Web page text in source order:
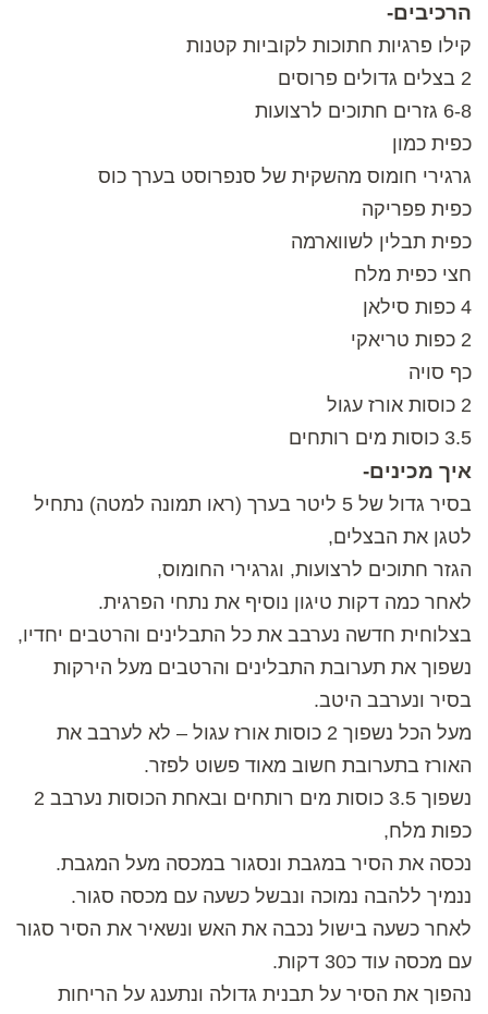
הרכיבים-
קילו פרגיות חתוכות לקוביות קטנות
2 בצלים גדולים פרוסים
6-8 גזרים חתוכים לרצועות
כפית כמון
גרגירי חומוס מהשקית של סנפרוסט בערך כוס
כפית פפריקה
כפית תבלין לשווארמה
חצי כפית מלח
4 כפות סילאן
2 כפות טריאקי
כף סויה
2 כוסות אורז עגול
3.5 כוסות מים רותחים
איך מכינים-
בסיר גדול של 5 ליטר בערך (ראו תמונה למטה) נתחיל
לטגן את הבצלים,
הגזר חתוכים לרצועות, וגרגירי החומוס,
לאחר כמה דקות טיגון נוסיף את נתחי הפרגית.
בצלוחית חדשה נערבב את כל התבלינים והרטבים יחדיו,
נשפוך את תערובת התבלינים והרטבים מעל הירקות
בסיר ונערבב היטב.
מעל הכל נשפוך 2 כוסות אורז עגול – לא לערבב את
האורז בתערובת חשוב מאוד פשוט לפזר.
נשפוך 3.5 כוסות מים רותחים ובאחת הכוסות נערבב 2
כפות מלח,
נכסה את הסיר במגבת ונסגור במכסה מעל המגבת.
ננמיך ללהבה נמוכה ונבשל כשעה עם מכסה סגור.
לאחר כשעה בישול נכבה את האש ונשאיר את הסיר סגור
עם מכסה עוד כ30 דקות.
נהפוך את הסיר על תבנית גדולה ונתענג על הריחות